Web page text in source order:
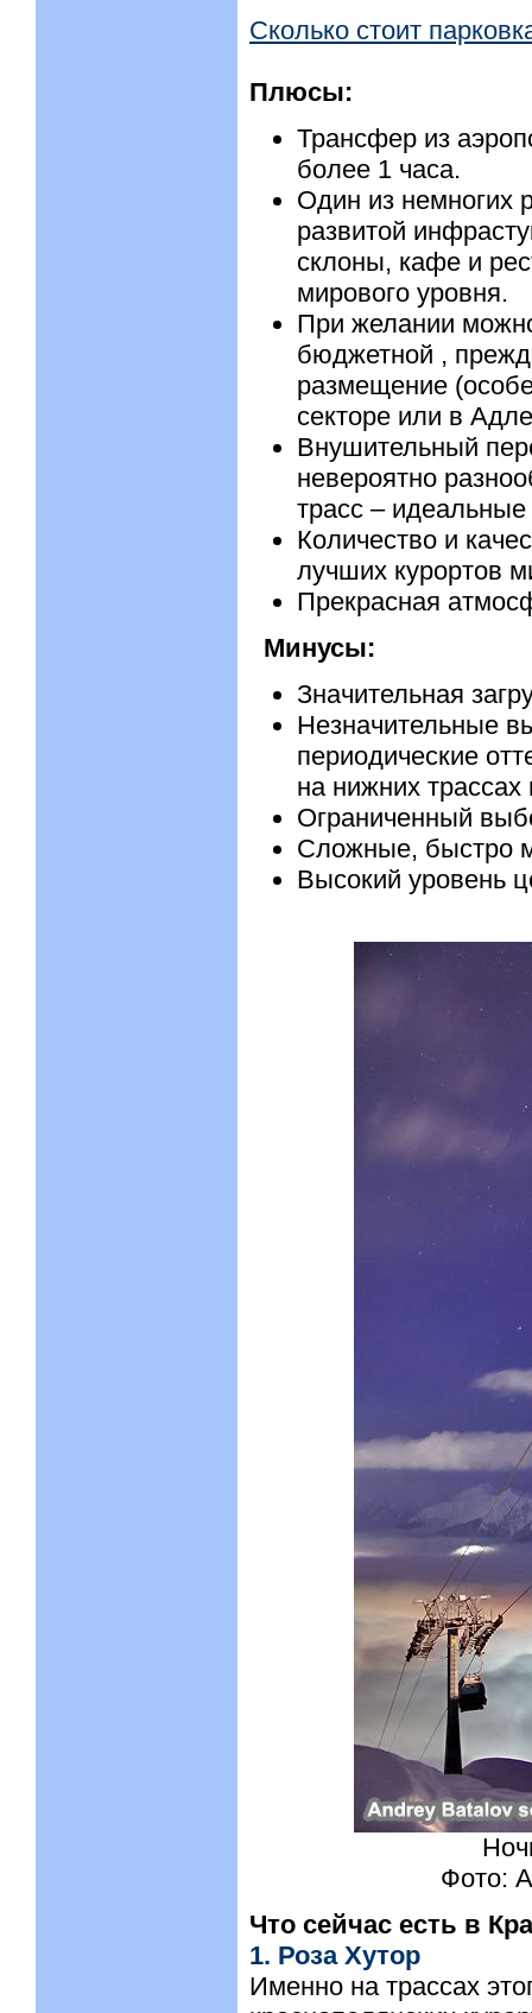
Сколько стоит
Плюсы:
Трансфер из
более 1 часа.
Один из немногих
развитой
склоны, кафе и
мирового уровня.
При желании
бюджетной ,
размещение
секторе или в
Внушительный
невероятно
трасс –
Количество и
лучших курортов
Прекрасная
Минусы:
Значительная
Незначительные
периодические
на нижних
Ограниченный
Сложные, быстро
Высокий уровень
Фото:
Что сейчас есть в
1. Роза Хутор
Именно на трассах